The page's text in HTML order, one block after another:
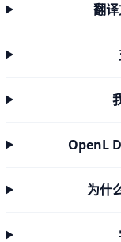
翻
OpenL
为什